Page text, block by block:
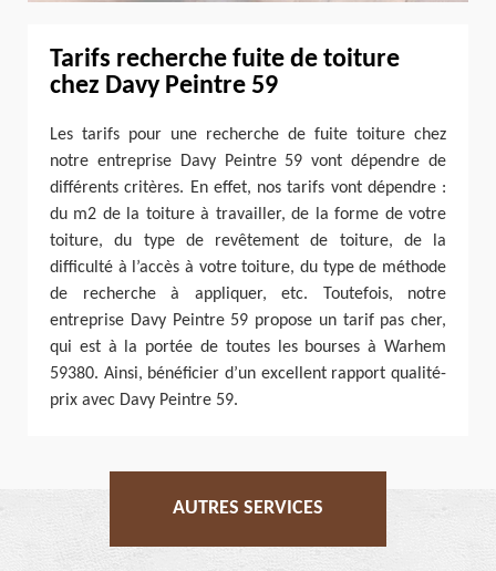
Tarifs recherche fuite de toiture
chez Davy Peintre 59
Les tarifs pour une recherche de fuite toiture chez
notre entreprise Davy Peintre 59 vont dépendre de
différents critères. En effet, nos tarifs vont dépendre :
du m2 de la toiture à travailler, de la forme de votre
toiture, du type de revêtement de toiture, de la
difficulté à l’accès à votre toiture, du type de méthode
de recherche à appliquer, etc. Toutefois, notre
entreprise Davy Peintre 59 propose un tarif pas cher,
qui est à la portée de toutes les bourses à Warhem
59380. Ainsi, bénéficier d’un excellent rapport qualité-
prix avec Davy Peintre 59.
AUTRES SERVICES